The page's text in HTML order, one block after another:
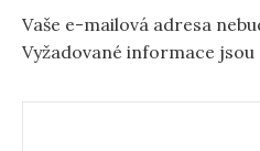
Vaše e-mailová adresa
Vyžadované informace jsou